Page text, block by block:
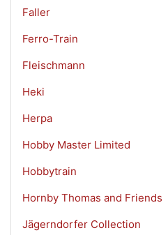
Faller
Ferro-Train
Fleischmann
Heki
Herpa
Hobby Master Limited
Hobbytrain
Hornby Thomas and Friends
Jägerndorfer Collection